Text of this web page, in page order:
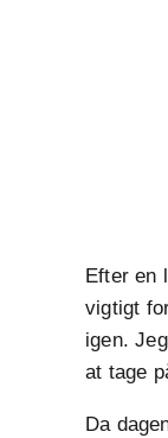
Efter en
vigtigt
igen.
at tage
Da